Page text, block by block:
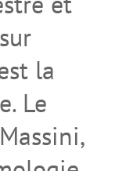
la
Le